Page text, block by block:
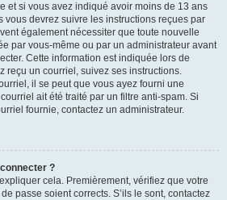
et si vous avez indiqué avoir moins de 13 ans
vous devrez suivre les instructions reçues par
également nécessiter que toute nouvelle
par vous-même ou par un administrateur avant
Cette information est indiquée lors de
reçu un courriel, suivez ses instructions.
il se peut que vous ayez fourni une
ait été traité par un filtre anti-spam. Si
fournie, contactez un administrateur.
?
cela. Premièrement, vérifiez que votre
passe soient corrects. S’ils le sont, contactez